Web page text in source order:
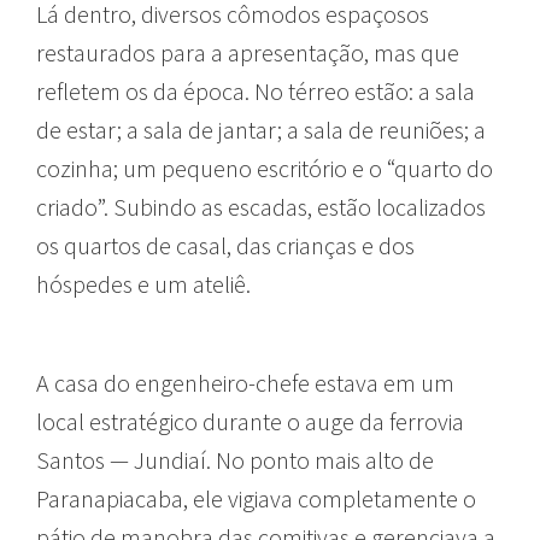
Lá dentro, diversos cômodos espaçosos
restaurados para a apresentação, mas que
refletem os da época. No térreo estão: a sala
de estar; a sala de jantar; a sala de reuniões; a
cozinha; um pequeno escritório e o “quarto do
criado”. Subindo as escadas, estão localizados
os quartos de casal, das crianças e dos
hóspedes e um ateliê.
A casa do engenheiro-chefe estava em um
local estratégico durante o auge da ferrovia
Santos — Jundiaí. No ponto mais alto de
Paranapiacaba, ele vigiava completamente o